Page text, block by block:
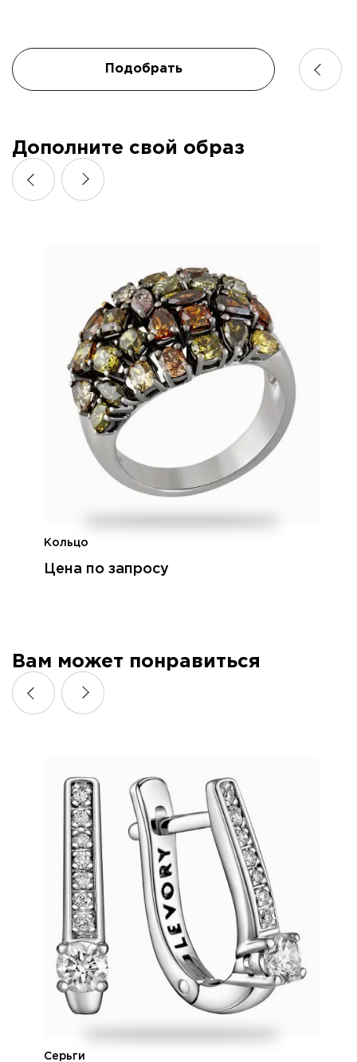
Подобрать
Я подтверждаю согласие с
конфиденциальностии даю согласие на обработку
Дополните свой образ
Кольцо
Цена по запросу
Вам может понравиться
Серьги